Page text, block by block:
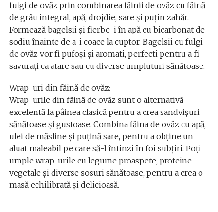
fulgi de ovăz prin combinarea făinii de ovăz cu făină
de grâu integral, apă, drojdie, sare și puțin zahăr.
Formează bagelsii și fierbe-i în apă cu bicarbonat de
sodiu înainte de a-i coace la cuptor. Bagelsii cu fulgi
de ovăz vor fi pufoși și aromati, perfecti pentru a fi
savurați ca atare sau cu diverse umpluturi sănătoase.
Wrap-uri din făină de ovăz:
Wrap-urile din făină de ovăz sunt o alternativă
excelentă la pâinea clasică pentru a crea sandvișuri
sănătoase și gustoase. Combina făina de ovăz cu apă,
ulei de măsline și puțină sare, pentru a obține un
aluat maleabil pe care să-l întinzi în foi subțiri. Poți
umple wrap-urile cu legume proaspete, proteine
vegetale și diverse sosuri sănătoase, pentru a crea o
masă echilibrată și delicioasă.